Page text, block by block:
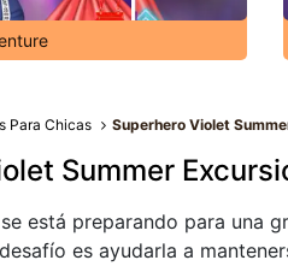
Para Chicas Superhero Violet
Summer
está preparando para una
es ayudarla a